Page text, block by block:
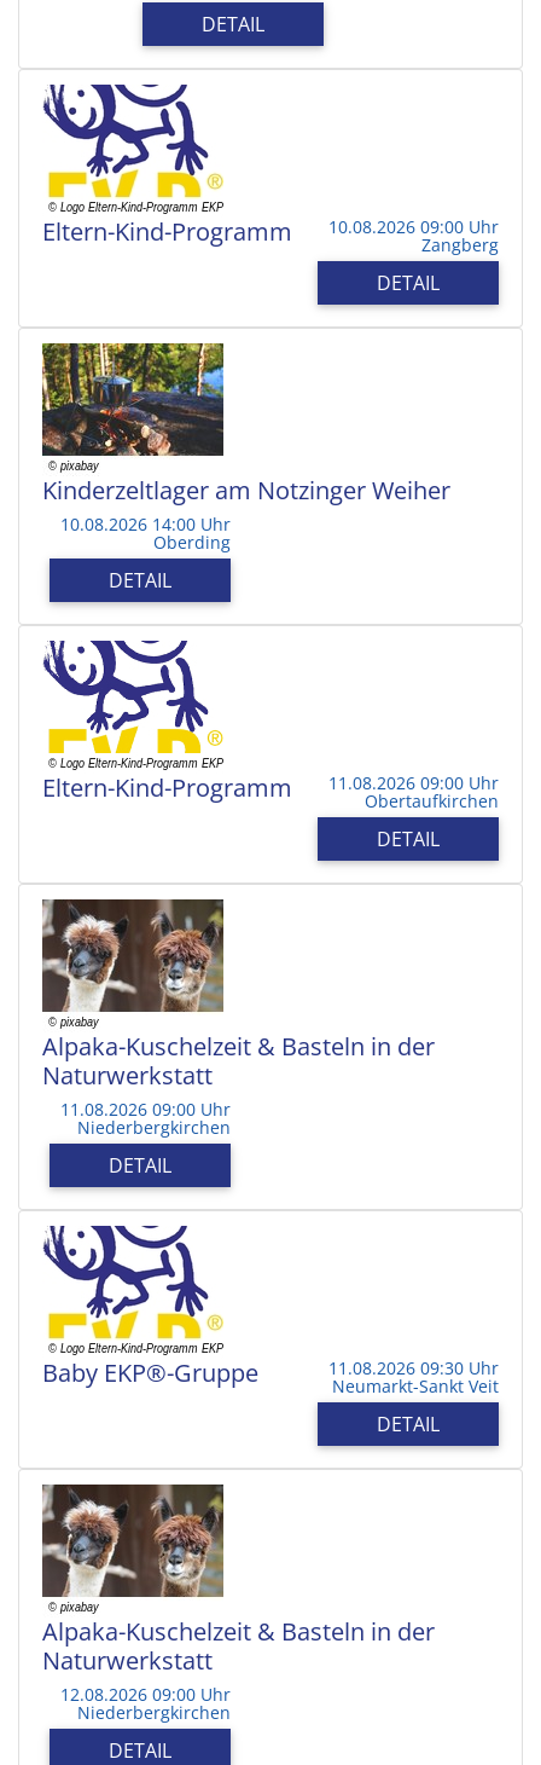
DETAIL
Eltern-Kind-Programm 10.08.2026 09:00 Uhr
Zangberg
DETAIL
Kinderzeltlager am Notzinger Weiher
10.08.2026 14:00 Uhr
Oberding
DETAIL
Eltern-Kind-Programm 11.08.2026 09:00 Uhr
Obertaufkirchen
DETAIL
Alpaka-Kuschelzeit & Basteln in der
Naturwerkstatt
11.08.2026 09:00 Uhr
Niederbergkirchen
DETAIL
Baby EKP®-Gruppe 11.08.2026 09:30 Uhr
Neumarkt-Sankt Veit
DETAIL
Alpaka-Kuschelzeit & Basteln in der
Naturwerkstatt
12.08.2026 09:00 Uhr
Niederbergkirchen
DETAIL